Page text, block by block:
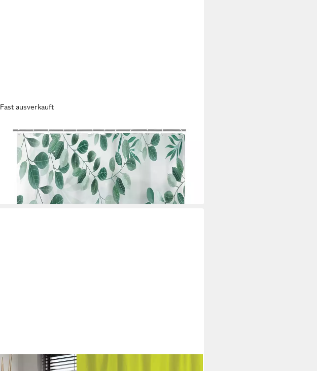
Fast ausverkauft
Duschvorhang Shower curtains Anti schimmel Waschbar ​​
180x200
13,99 € UVP19,99 €
-30%
lieferbar - in 5-6 Werktagen bei dir
MSV